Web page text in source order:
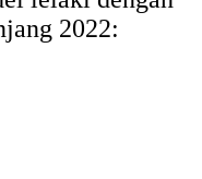
2022: